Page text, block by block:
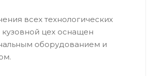
всех технологических
цех оснащен
оборудованием и